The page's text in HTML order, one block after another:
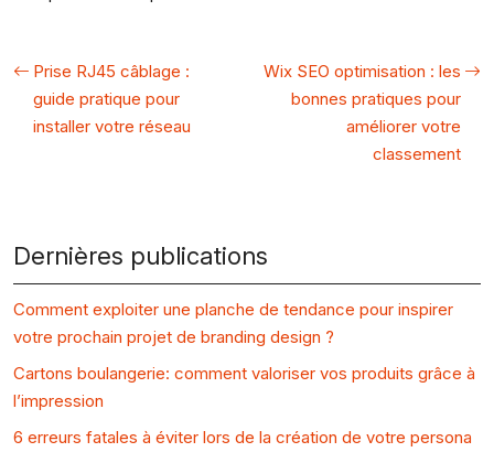
Prise RJ45 câblage :
guide pratique pour
installer votre réseau
Wix SEO optimisation : les
bonnes pratiques pour
améliorer votre
classement
Dernières publications
Comment exploiter une planche de tendance pour inspirer
votre prochain projet de branding design ?
Cartons boulangerie: comment valoriser vos produits grâce à
l’impression
6 erreurs fatales à éviter lors de la création de votre persona